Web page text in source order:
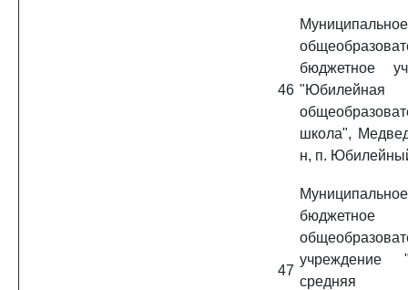
46
Муниципальное
бюджетное
"Юбилейная
школа",
н, п.
47
Муниципальное
бюджетное
учреждение
средняя